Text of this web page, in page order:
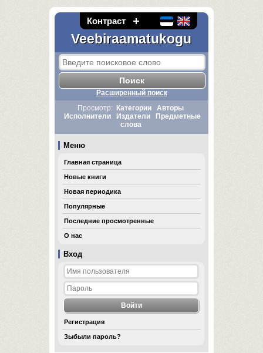
Контраст
Veebiraamatukogu
Вход
Регистрация
Зыбыли пароль?
Расширенный поиск
Просмотр:
Категории
Авторы
Исполнители
Издатели
Предметные
слова
Меню
Главная страница
Новые книги
Новая периодика
Популярные
Последние просмотренные
О нас